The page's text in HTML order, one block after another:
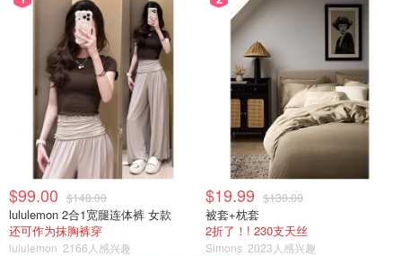
$99.00 $148.00
lululemon 2合1宽腿连体裤 女款
还可作为抹胸裤穿
lululemon 2166人感兴趣
$19.99 $130.00
被套+枕套
2折了！! 230支天丝
Simons 2023人感兴趣